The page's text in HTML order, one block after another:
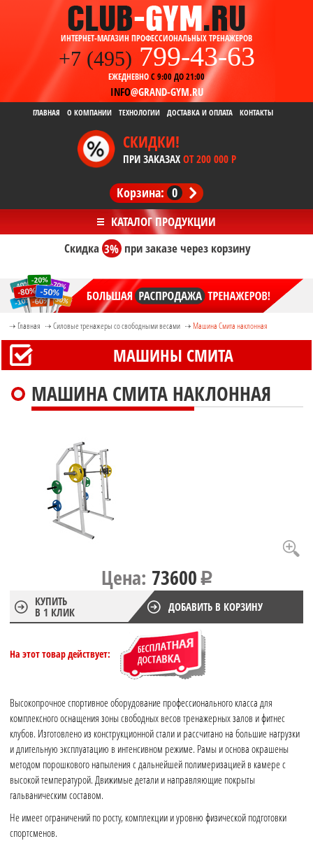
ИНТЕРНЕТ-МАГАЗИН ПРОФЕССИОНАЛЬНЫХ ТРЕНАЖЕРОВ
+7 (495) 799-43-63
ЕЖЕДНЕВНОС 9:00 ДО 21:00
INFO@GRAND-GYM.RU
ГЛАВНАЯ О КОМПАНИИ ТЕХНОЛОГИИ ДОСТАВКА И ОПЛАТА КОНТАКТЫ
СКИДКИ!
ПРИ ЗАКАЗАХ ОТ 200 000 Р
Корзина: 0
Скидка3% при заказечерез корзину
Главная Силовые тренажеры со свободными весами Машина Смита наклонная
МАШИНЫ СМИТА
МАШИНА СМИТА НАКЛОННАЯ
Цена: 73600
КУПИТЬ
В 1 КЛИК
ДОБАВИТЬ В КОРЗИНУ
На этот товар действует:
Высокопрочное спортивное оборудование профессионального класса для
комплексного оснащения зоны свободных весов тренажерных залов и фитнес
клубов. Изготовлено из конструкционной стали и рассчитано на большие нагрузки
и длительную эксплуатацию в интенсивном режиме. Рамы и основа окрашены
методом порошкового напыления с дальнейшей полимеризацией в камере с
высокой температурой. Движимые детали и направляющие покрыты
гальваническим составом.
Не имеет ограничений по росту, комплекции и уровню физической подготовки
спортсменов.